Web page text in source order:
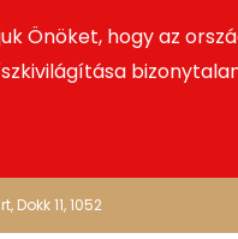
Önöket, hogy az
11, 1052